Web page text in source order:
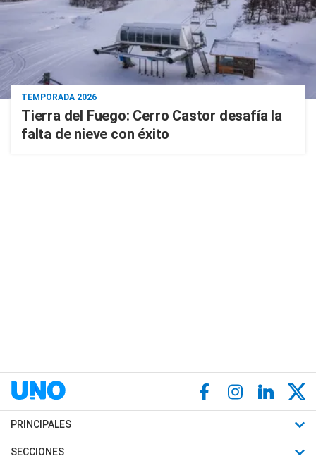
TEMPORADA 2026
Tierra del Fuego: Cerro Castor desafía la
falta de nieve con éxito
PRINCIPALES
Últimas Noticias
SECCIONES